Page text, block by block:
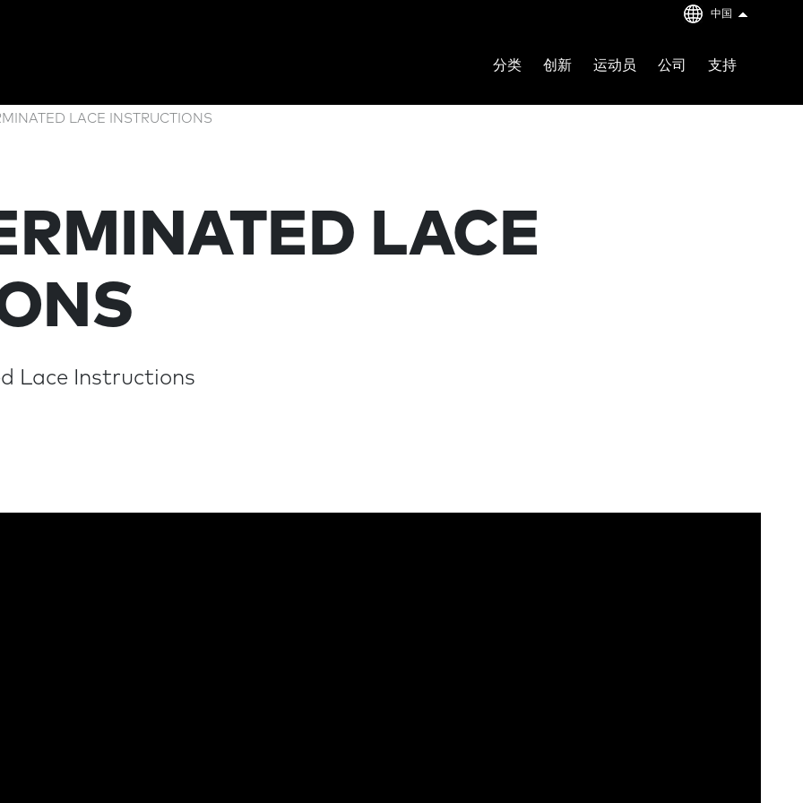
中国
分类 创新 运动员 公司 支持
LACE INSTRUCTIONS
LACE
Lace Instructions